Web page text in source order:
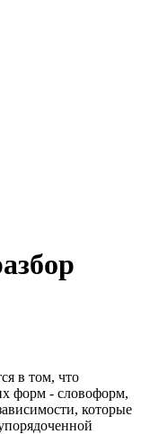
в том, что
форм - словоформ,
которые